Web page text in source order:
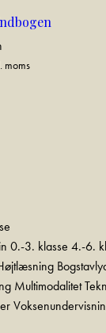
moms
0.-3. klasse 4.-6.
Multimodalitet